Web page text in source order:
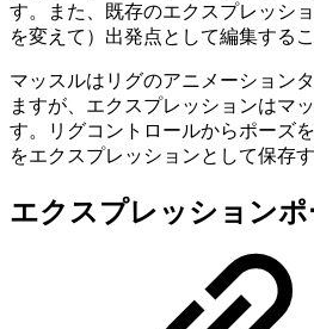
す。また、既存のエクスプレッシ
を変えて）出発点として編集する
マッスルはリグのアニメーション
ますが、エクスプレッションはマ
す。リグコントロールからポーズ
をエクスプレッションとして保存
エクスプレッション